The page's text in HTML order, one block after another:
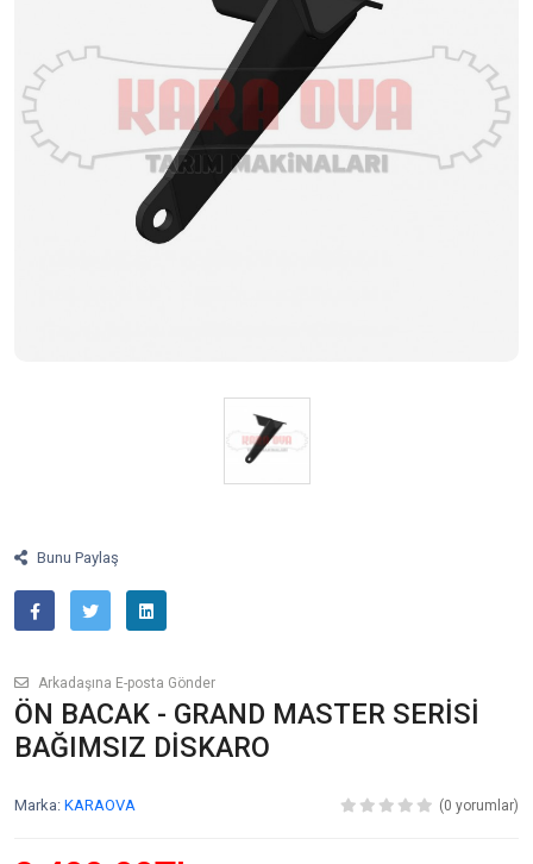
Bunu Paylaş
Arkadaşına E-posta Gönder
ÖN BACAK - GRAND MASTER SERİSİ
BAĞIMSIZ DİSKARO
Marka: KARAOVA (0 yorumlar)